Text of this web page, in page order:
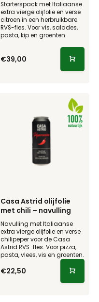
Starterspack met Italiaanse
extra vierge olijfolie en verse
citroen in een herbruikbare
RVS-fles. Voor vis, salades,
pasta, kip en groenten.
€39,00
Casa Astrid olijfolie
met chili – navulling
Navulling met Italiaanse
extra vierge olijfolie en verse
chilipeper voor de Casa
Astrid RVS-fles. Voor pizza,
pasta, vlees, vis en groenten.
€22,50